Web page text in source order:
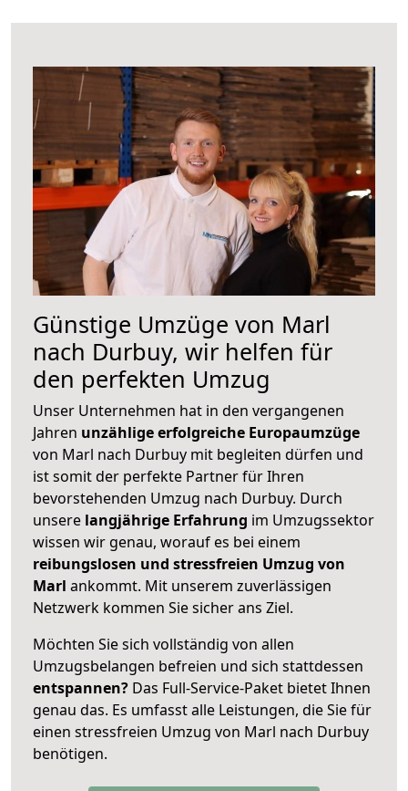
Günstige Umzüge von Marl
nach Durbuy, wir helfen für
den perfekten Umzug
Unser Unternehmen hat in den vergangenen
Jahren unzählige erfolgreiche Europaumzüge
von Marl nach Durbuy mit begleiten dürfen und
ist somit der perfekte Partner für Ihren
bevorstehenden Umzug nach Durbuy. Durch
unsere langjährige Erfahrung im Umzugssektor
wissen wir genau, worauf es bei einem
reibungslosen und stressfreien Umzug von
Marl ankommt. Mit unserem zuverlässigen
Netzwerk kommen Sie sicher ans Ziel.
Möchten Sie sich vollständig von allen
Umzugsbelangen befreien und sich stattdessen
entspannen? Das Full-Service-Paket bietet Ihnen
genau das. Es umfasst alle Leistungen, die Sie für
einen stressfreien Umzug von Marl nach Durbuy
benötigen.